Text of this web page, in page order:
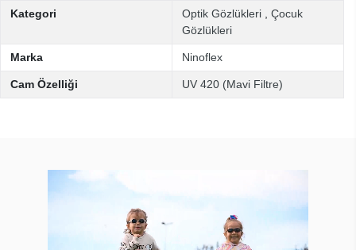
Kategori Optik Gözlükleri
Çocuk
Gözlükleri
Marka Ninoflex
Cam Özelliği UV 420 (Mavi Filtre)